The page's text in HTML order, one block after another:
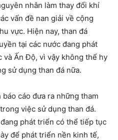
nhân làm thay đổi khí
vấn đề nan giải về cộng
vực. Hiện nay, than đá
tại các nước đang phát
và Ấn Độ, vì vậy không thể hy
sử dụng than đá nữa.
cáo đưa ra những tham
việc sử dụng than đá.
phát triển có thể tiếp tục
để phát triển nền kinh tế,